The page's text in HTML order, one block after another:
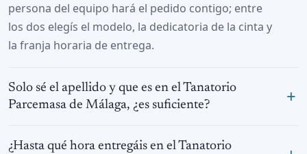
persona del equipo hará el pedido contigo; entre
los dos elegís el modelo, la dedicatoria de la cinta y
la franja horaria de entrega.
Solo sé el apellido y que es en el Tanatorio
Parcemasa de Málaga, ¿es suficiente?
¿Hasta qué hora entregáis en el Tanatorio